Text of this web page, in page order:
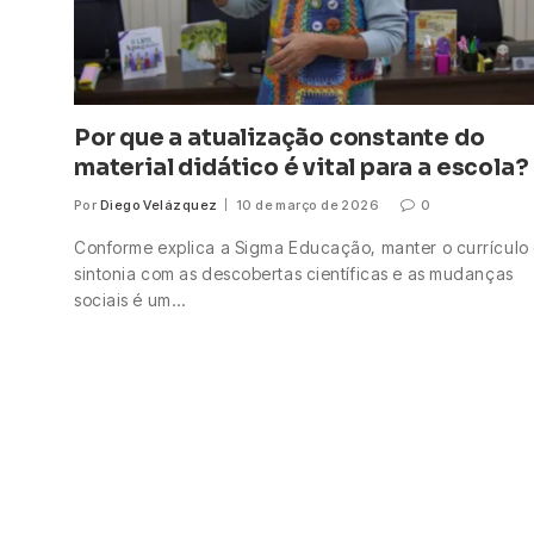
Por que a atualização constante do
material didático é vital para a escola?
Por Diego Velázquez 10 de março de 2026 0
Conforme explica a Sigma Educação, manter o currículo
sintonia com as descobertas científicas e as mudanças
sociais é um…